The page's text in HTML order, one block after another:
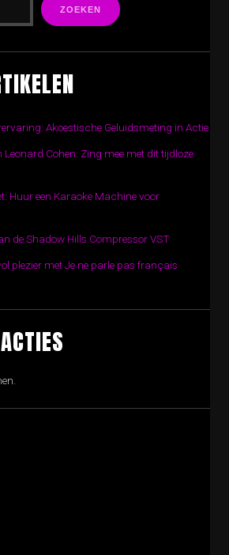
ZOEKEN
Akoestische Geluidsmeting in Actie
Cohen: Zing mee met dit tijdloze
Huur een Karaoke Machine voor
de Shadow Hills Compressor VST
plezier met Je ne parle pas français